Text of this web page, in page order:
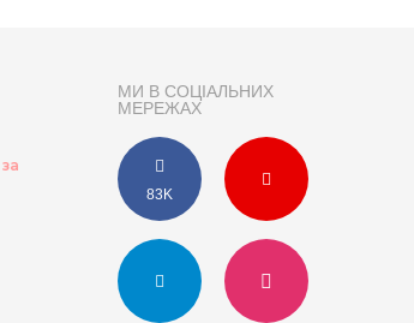
МИ В СОЦІАЛЬНИХ
МЕРЕЖАХ
83K
за